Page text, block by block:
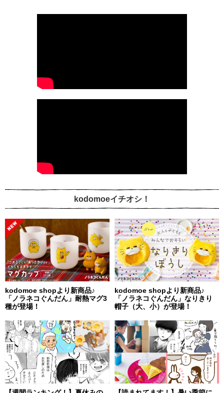
kodomoeイチオシ！
kodomoe shopより新商品♪
「ノラネコぐんだん」耐熱マグ3
種が登場！
kodomoe shopより新商品♪
「ノラネコぐんだん」なりきり
帽子（大、小）が登場！